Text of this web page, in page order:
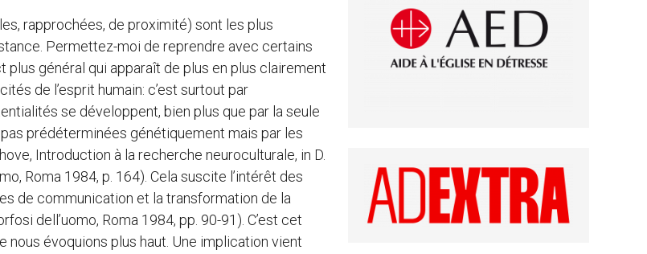
rapprochées, de proximité) sont les plus
Permettez-moi de reprendre avec certains
général qui apparaît de plus en plus clairement
de l’esprit humain: c’est surtout par
se développent, bien plus que par la seule
prédéterminées génétiquement mais par les
Introduction à la recherche neuroculturale, in D.
Roma 1984, p. 164). Cela suscite l’intérêt des
de communication et la transformation de la
dell’uomo, Roma 1984, pp. 90-91). C’est cet
nous évoquions plus haut. Une implication vient